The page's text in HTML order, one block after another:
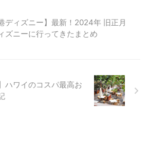
ディズニー】最新！2024年 旧正月
ズニーに行ってきたまとめ
ハワイのコスパ最高お